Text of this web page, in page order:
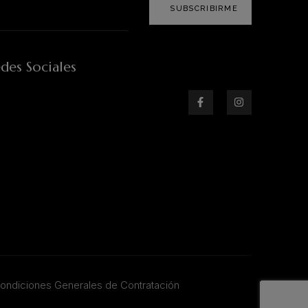
SUBSCRIBIRME
Sociales
Generales de Contratación